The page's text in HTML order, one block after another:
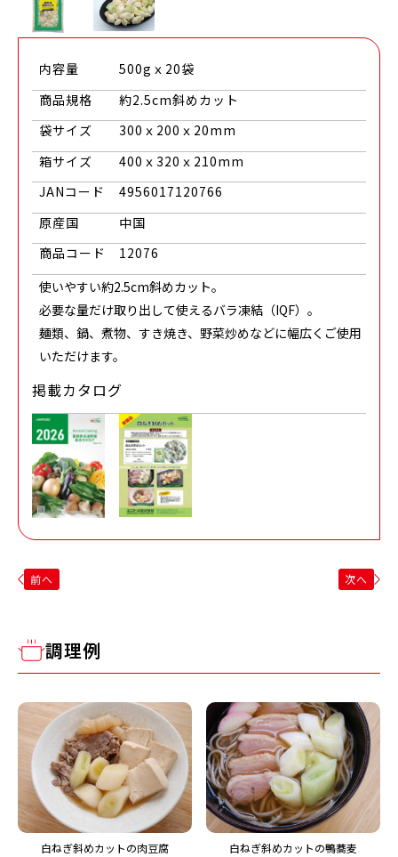
内容量
500gｘ20袋
商品規格
約2.5cm斜めカット
袋サイズ
300ｘ200ｘ20mm
箱サイズ
400ｘ320ｘ210mm
JANコード
4956017120766
原産国
中国
商品コード
12076
使いやすい約2.5cm斜めカット。
必要な量だけ取り出して使えるバラ凍結（IQF）。
麺類、鍋、煮物、すき焼き、野菜炒めなどに幅広くご使用
いただけます。
掲載カタログ
前へ 次へ
調理例
白ねぎ斜めカットの肉豆腐 白ねぎ斜めカットの鴨蕎麦